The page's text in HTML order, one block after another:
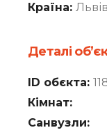
Країна: Львів
Деталі
ID обєкта:
Кімнат:
Санвузли: